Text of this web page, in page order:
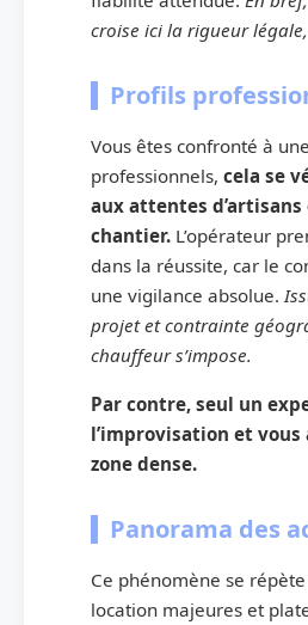
croise ici la rigueur
Profils
Vous êtes confronté à
professionnels, cela se
aux attentes d’artisans
chantier. L’opérateur
dans la réussite, car le
une vigilance absolue.
projet et contrainte
chauffeur s’impose.
Par contre, seul un
l’improvisation et vous
zone dense.
Panorama des
Ce phénomène se
location majeures et